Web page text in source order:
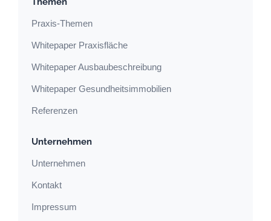
Praxis-Themen
Whitepaper Praxisfläche
Whitepaper Ausbaubeschreibung
Whitepaper Gesundheitsimmobilien
Referenzen
Unternehmen
Unternehmen
Kontakt
Impressum